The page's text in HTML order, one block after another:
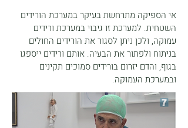
אי הספיקה מתרחשת בעיקר במערכת הורידים
השטחית. למערכת זו גיבוי במערכת ורידים
עמוקה, ולכן ניתן לסגור את הורידים החולים
בניתוח ולפתור את הבעיה. אותם ורידים ייספגו
בגוף, והדם יזרום בורידים סמוכים תקינים
ובמערכת העמוקה.